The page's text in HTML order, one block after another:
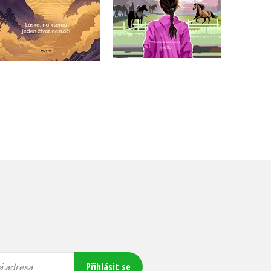
Do košíku
469 Kč
375 Kč
Do košíku
399 Kč
319 Kč
adresa Přihlásit se